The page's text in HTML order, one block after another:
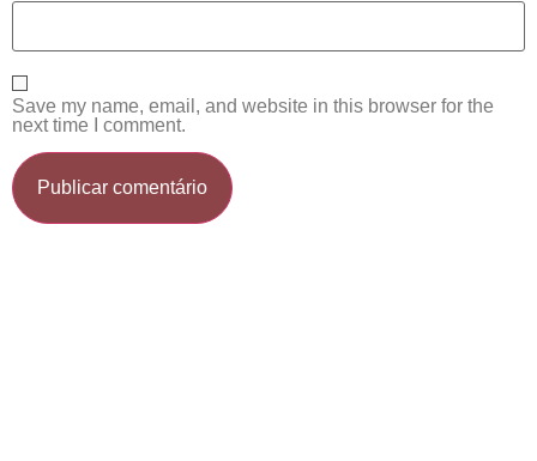
Save my name, email, and website in this browser for the
next time I comment.